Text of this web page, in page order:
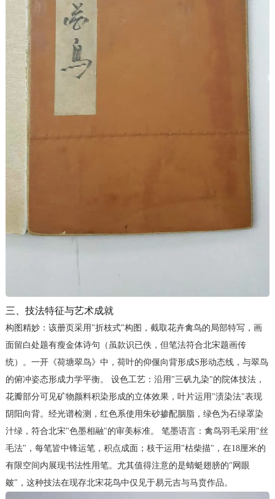
三、技法特征与艺术成就
构图精妙：该册页采用"折枝式"构图，截取花卉禽鸟的局部特写，画
面留白处题有瘦金体诗句（虽款识已佚，但笔法符合北宋题画传
统）。一开《荷塘翠鸟》中，荷叶的仰偃向背形成S形动态线，与翠鸟
的俯冲姿态形成力学平衡。 设色工艺：沿用"三矾九染"的院体技法，
花瓣部分可见矿物颜料积染形成的立体效果，叶片运用"渍染法"表现
阴阳向背。经光谱检测，红色系使用朱砂掺配胭脂，绿色为石绿罩染
汁绿，符合北宋"色墨相融"的审美标准。 笔墨语言：禽鸟羽毛采用"丝
毛法"，每笔皆中锋运笔，积点成面；枝干运用"枯柴描"，在18厘米的
有限空间内展现书法性用笔。尤其值得注意的是蜻蜓翅膀的"网眼
皴"，这种技法在现存北宋花鸟中仅见于易元吉与马贲作品。